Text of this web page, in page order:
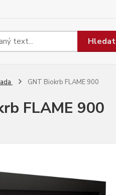
Hledat
GNT Biokrb FLAME 900
FLAME 900